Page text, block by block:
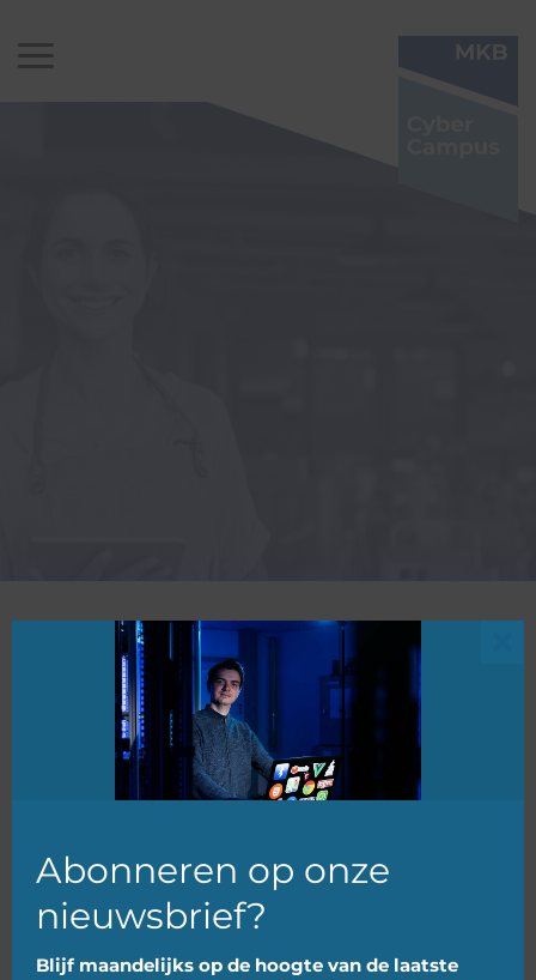
Berichten
Categorie | mkb
Abonneren op onze
nieuwsbrief?
Blijf maandelijks op de hoogte van de laatste